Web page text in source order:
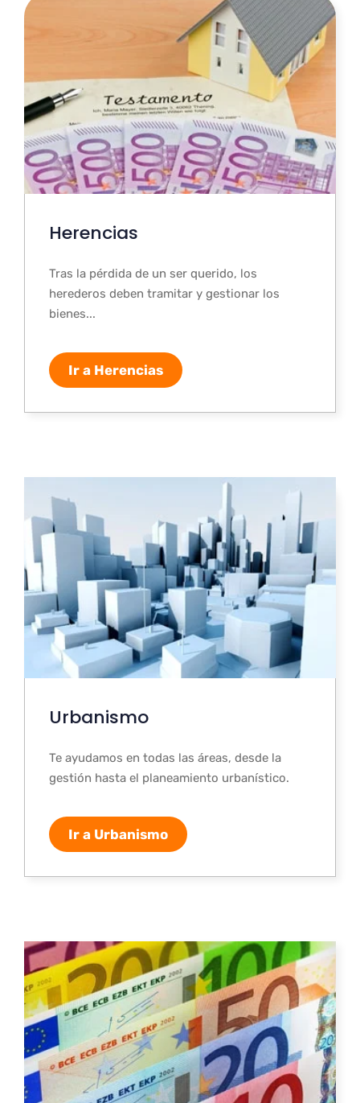
Herencias
Tras la pérdida de un ser querido, los
herederos deben tramitar y gestionar los
bienes...
Ir a Herencias
Urbanismo
Te ayudamos en todas las áreas, desde la
gestión hasta el planeamiento urbanístico.
Ir a Urbanismo